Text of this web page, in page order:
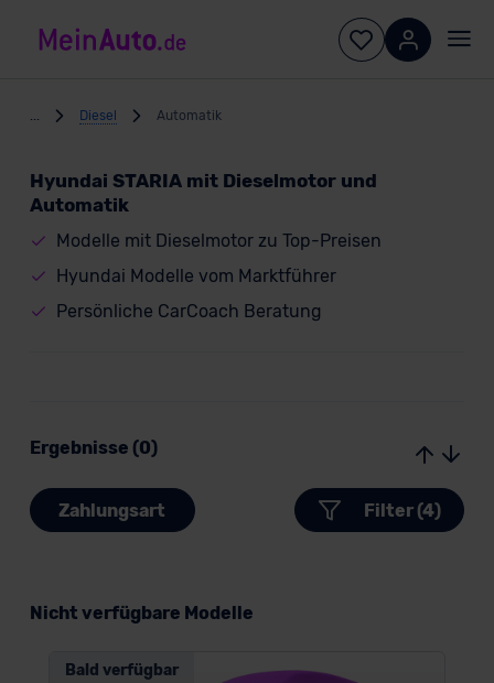
Diesel Automatik
Hyundai STARIA mit Dieselmotor und
Automatik
Modelle mit Dieselmotor zu Top-Preisen
Hyundai Modelle vom Marktführer
Persönliche CarCoach Beratung
Ergebnisse (0)
Zahlungsart Filter (4)
Nicht verfügbare Modelle
Bald verfügbar